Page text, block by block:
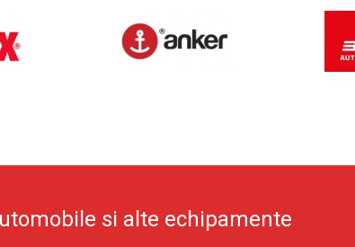
si alte echipamente